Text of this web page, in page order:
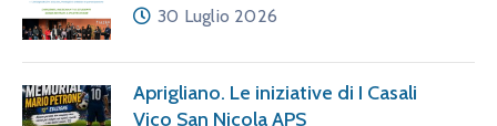
30 Luglio 2026
Aprigliano. Le iniziative di I Casali
Vico San Nicola APS